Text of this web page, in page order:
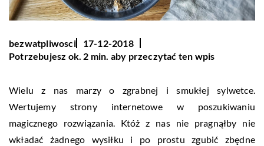
bezwatpliwosci
17-12-2018
Potrzebujesz ok. 2 min. aby przeczytać ten wpis
Wielu z nas marzy o zgrabnej i smukłej sylwetce.
Wertujemy strony internetowe w poszukiwaniu
magicznego rozwiązania. Któż z nas nie pragnąłby nie
wkładać żadnego wysiłku i po prostu zgubić zbędne